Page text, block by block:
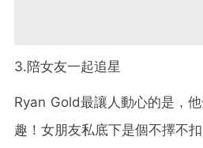
3.陪女友一起追星
Ryan Gold最讓人動心的是，
趣！女朋友私底下是個不擇不